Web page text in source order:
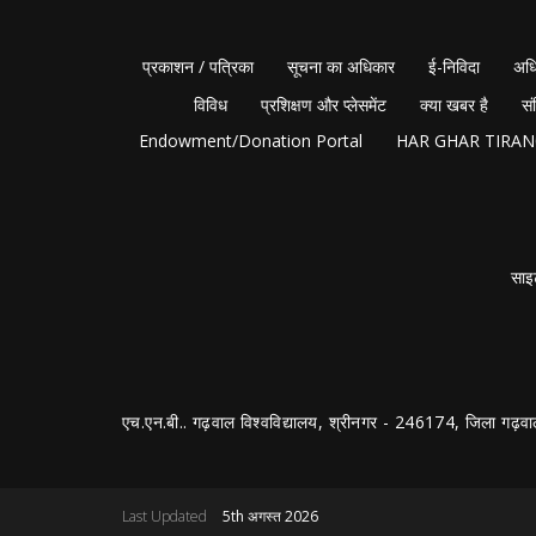
प्रकाशन / पत्रिका सूचना का अधिकार ई-निविदा
विविध
प्रशिक्षण और प्लेसमेंट क्या खबर है
Endowment/Donation Portal
HAR GHAR
एच.एन.बी.. गढ़वाल विश्वविद्यालय, श्रीनगर - 246174, जिला
Last Updated 5th अगस्त 2026